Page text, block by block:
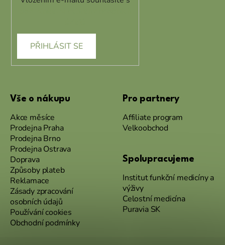
PŘIHLÁSIT SE
Vše o nákupu
Akce měsíce
Prodejna Praha
Prodejna Brno
Prodejna Ostrava
Doprava
Způsoby plateb
Reklamace
Zásady zpracování
osobních údajů
Používání cookies
Obchodní podmínky
Pro partnery
Affiliate program
Velkoobchod
Spolupracujeme
Institut funkční medicíny a
výživy
Celostní medicína
Puravia SK